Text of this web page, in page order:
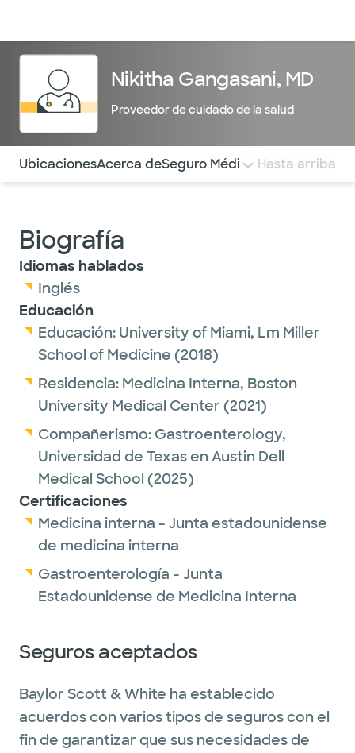
Nikitha Gangasani, MD
Proveedor de cuidado de la salud
Utilice esta navegación para saltar rápidamente a
UbicacionesAcerca deSeguro Médico COMENTARIOS
Hasta arriba
Biografía
Idiomas hablados
Inglés
Educación
Educación: University of Miami, Lm Miller
School of Medicine (2018)
Residencia: Medicina Interna, Boston
University Medical Center (2021)
Compañerismo: Gastroenterology,
Universidad de Texas en Austin Dell
Medical School (2025)
Certificaciones
Medicina interna - Junta estadounidense
de medicina interna
Gastroenterología - Junta
Estadounidense de Medicina Interna
Seguros aceptados
Baylor Scott & White ha establecido
acuerdos con varios tipos de seguros con el
fin de garantizar que sus necesidades de